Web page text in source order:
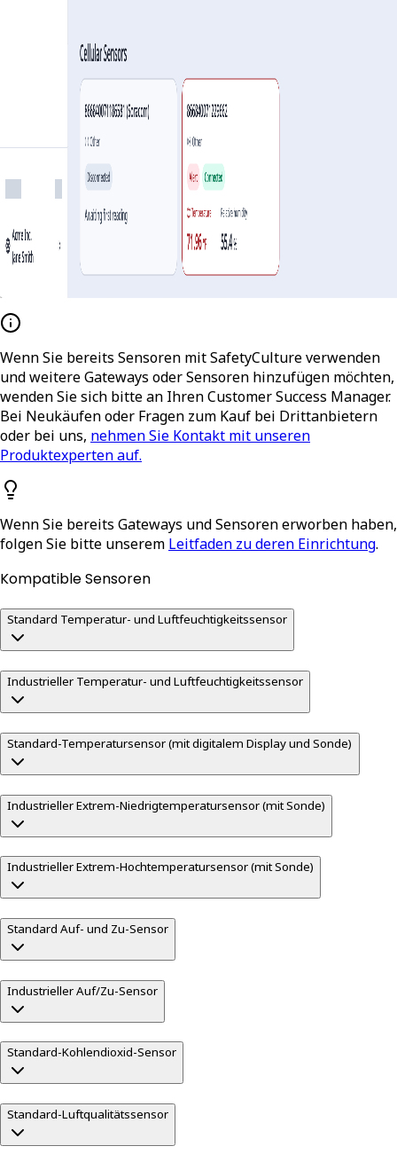
Wenn Sie bereits Sensoren mit SafetyCulture verwenden
und weitere Gateways oder Sensoren hinzufügen möchten,
wenden Sie sich bitte an Ihren Customer Success Manager.
Bei Neukäufen oder Fragen zum Kauf bei Drittanbietern
oder bei uns, nehmen Sie Kontakt mit unseren
Produktexperten auf.
Wenn Sie bereits Gateways und Sensoren erworben haben,
folgen Sie bitte unserem Leitfaden zu deren Einrichtung.
Kompatible Sensoren
Standard Temperatur- und Luftfeuchtigkeitssensor
Industrieller Temperatur- und Luftfeuchtigkeitssensor
Standard-Temperatursensor (mit digitalem Display und Sonde)
Industrieller Extrem-Niedrigtemperatursensor (mit Sonde)
Industrieller Extrem-Hochtemperatursensor (mit Sonde)
Standard Auf- und Zu-Sensor
Industrieller Auf/Zu-Sensor
Standard-Kohlendioxid-Sensor
Standard-Luftqualitätssensor